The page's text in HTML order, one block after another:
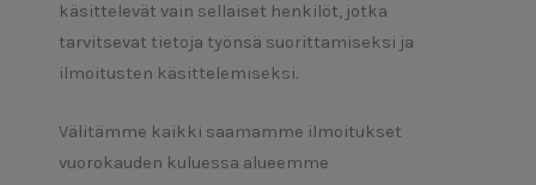
käsittelevät vain sellaiset henkilöt, jotka
tarvitsevat tietoja työnsä suorittamiseksi ja
ilmoitusten käsittelemiseksi.
Välitämme kaikki saamamme ilmoitukset
vuorokauden kuluessa alueemme